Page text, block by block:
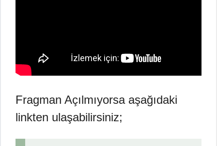
Fragman Açılmıyorsa aşağıdaki
linkten ulaşabilirsiniz;